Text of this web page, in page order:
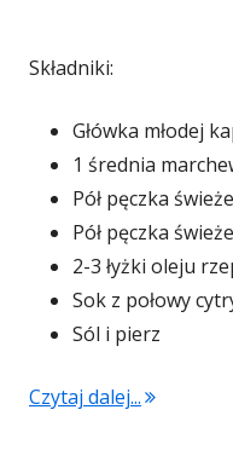
Składniki:
Główka młodej
1 średnia
Pół pęczka
Pół pęczka
2-3 łyżki oleju
Sok z połowy
Sól i pierz
Czytaj dalej..."Surówka